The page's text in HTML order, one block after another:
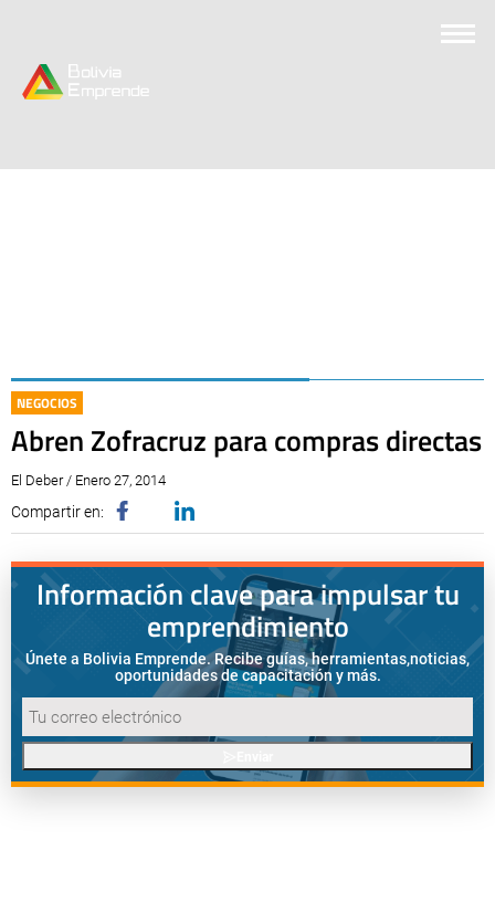
NEGOCIOS
Abren Zofracruz para compras directas
El Deber / Enero 27, 2014
Compartir en:
Información clave para impulsar tu
emprendimiento
Únete a Bolivia Emprende. Recibe guías, herramientas,noticias,
oportunidades de capacitación y más.